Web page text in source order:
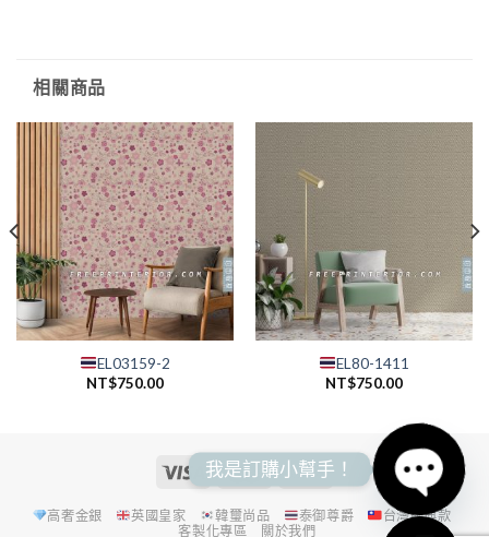
相關商品
EL03159-2
NT$750.00
EL80-1411
NT$750.00
高奢金銀 英國皇家 韓璽尚品 泰御尊爵
台灣經典款
客製化專區
關於我們
我是訂購小幫手！
OPEN